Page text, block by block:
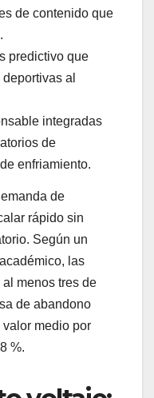
de contenido que
predictivo que
al
integradas
de
enfriamiento.
de
rápido sin
Según un
las
menos tres de
de abandono
medio por
%.